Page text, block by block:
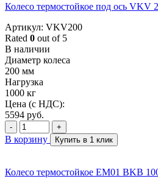
Колесо термостойкое под ось VKV
Артикул: VKV200
Rated 0 out of 5
В наличии
Диаметр колеса
200 мм
Нагрузка
1000 кг
Цена (с НДС):
5594 руб.
- +
В корзину Купить в 1 клик
Колесо термостойкое EM01 BKB